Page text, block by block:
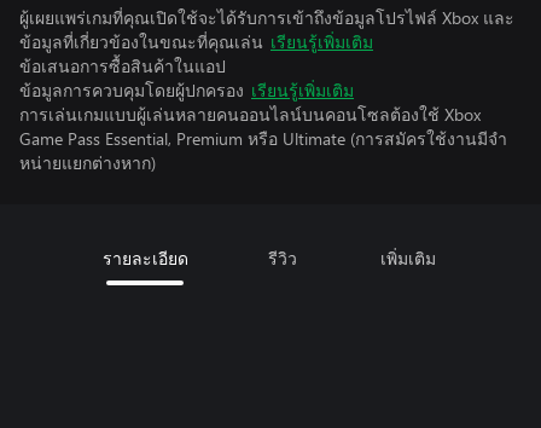
ผู้เผยแพร่เกมที่คุณเปิดใช้จะได้รับการเข้าถึงข้อมูลโปรไฟล์ Xbox และ
ข้อมูลที่เกี่ยวข้องในขณะที่คุณเล่น เรียนรู้เพิ่มเติม
ข้อเสนอการซื้อสินค้าในแอป
ข้อมูลการควบคุมโดยผู้ปกครอง เรียนรู้เพิ่มเติม
การเล่นเกมแบบผู้เล่นหลายคนออนไลน์บนคอนโซลต้องใช้ Xbox
Game Pass Essential, Premium หรือ Ultimate (การสมัครใช้งานมีจํา
หน่ายแยกต่างหาก)
รายละเอียด รีวิว เพิ่มเติม